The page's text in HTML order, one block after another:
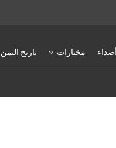
مختارات تاريخ اليمن